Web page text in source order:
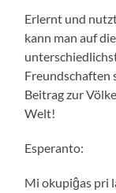
Erlernt und
kann man auf
Freundschaften
Beitrag zur
Welt!
Esperanto:
Mi okupiĝas pri